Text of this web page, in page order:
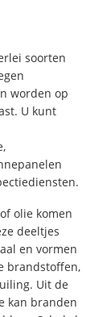
soorten
worden op
U kunt
olie komen
deeltjes
en vormen
brandstoffen,
Uit de
kan branden